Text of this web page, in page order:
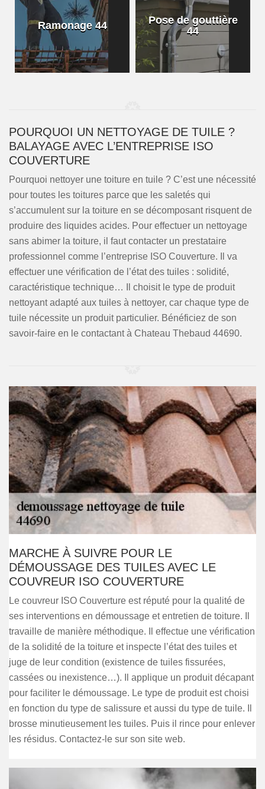
Ramonage 44
Pose de gouttière
44
POURQUOI UN NETTOYAGE DE TUILE ?
BALAYAGE AVEC L’ENTREPRISE ISO
COUVERTURE
Pourquoi nettoyer une toiture en tuile ? C’est une nécessité
pour toutes les toitures parce que les saletés qui
s’accumulent sur la toiture en se décomposant risquent de
produire des liquides acides. Pour effectuer un nettoyage
sans abimer la toiture, il faut contacter un prestataire
professionnel comme l’entreprise ISO Couverture. Il va
effectuer une vérification de l’état des tuiles : solidité,
caractéristique technique… Il choisit le type de produit
nettoyant adapté aux tuiles à nettoyer, car chaque type de
tuile nécessite un produit particulier. Bénéficiez de son
savoir-faire en le contactant à Chateau Thebaud 44690.
MARCHE À SUIVRE POUR LE
DÉMOUSSAGE DES TUILES AVEC LE
COUVREUR ISO COUVERTURE
Le couvreur ISO Couverture est réputé pour la qualité de
ses interventions en démoussage et entretien de toiture. Il
travaille de manière méthodique. Il effectue une vérification
de la solidité de la toiture et inspecte l’état des tuiles et
juge de leur condition (existence de tuiles fissurées,
cassées ou inexistence…). Il applique un produit décapant
pour faciliter le démoussage. Le type de produit est choisi
en fonction du type de salissure et aussi du type de tuile. Il
brosse minutieusement les tuiles. Puis il rince pour enlever
les résidus. Contactez-le sur son site web.